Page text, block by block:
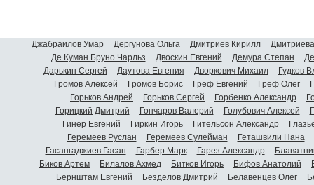
Джабраилов Умар Дергунова Ольга Дмитриев Кирилл
Де Куман Бруно Чарльз
Двоскин Евгений Демура Степан
Дарькин Сергей
Даутова Евгения Дворкович Михаил
Гудков
Громов Алексей
Громов Борис Греф Евгений Греф Олег
Горьков Андрей
Горьков Сергей Горбенко Александр
Горицкий Дмитрий
Гончаров Валерий Голубович Алексей
Гинер Евгений
Гиркин Игорь Гительсон Александр
Геремеев Руслан
Геремеев Сулейман
Геташвили Нана
Гасангаджиев Гасан
Гарбер Марк Гарез Александр
Биков Артем
Билалов Ахмед Битков Игорь Бифов Анатолий
Бернштам Евгений
Безделов Дмитрий Белавенцев Олег